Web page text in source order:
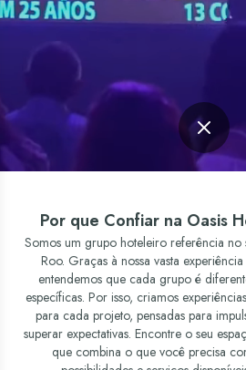
Por que Confiar na Oasis
Somos um grupo hoteleiro referência no
Roo. Graças à nossa vasta
entendemos que cada grupo é
específicas. Por isso, criamos
para cada projeto, pensadas para
superar expectativas. Encontre o seu
que combina o que você precisa